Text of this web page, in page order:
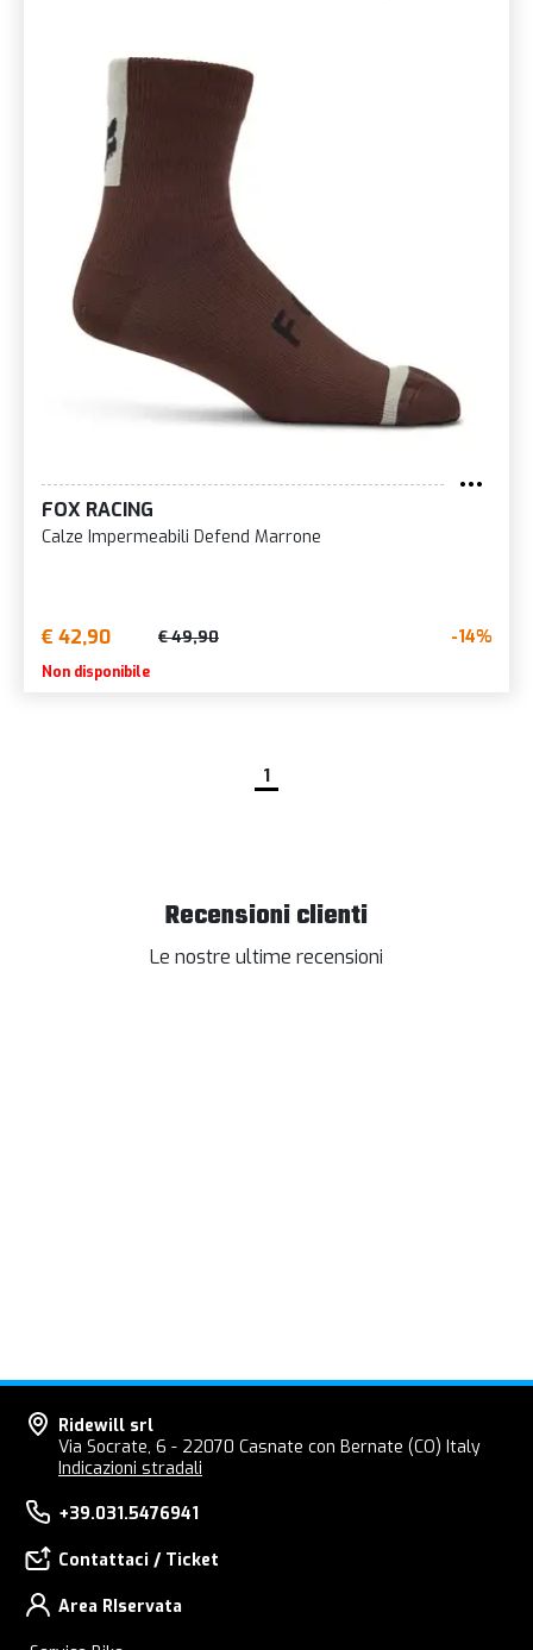
FOX RACING
Calze Impermeabili Defend Marrone
€ 42,90 € 49,90 -14%
Non disponibile
1
Recensioni clienti
Le nostre ultime recensioni
Ridewill srl
Via Socrate, 6 - 22070 Casnate con Bernate (CO) Italy
Indicazioni stradali
+39.031.5476941
Contattaci / Ticket
Area RIservata